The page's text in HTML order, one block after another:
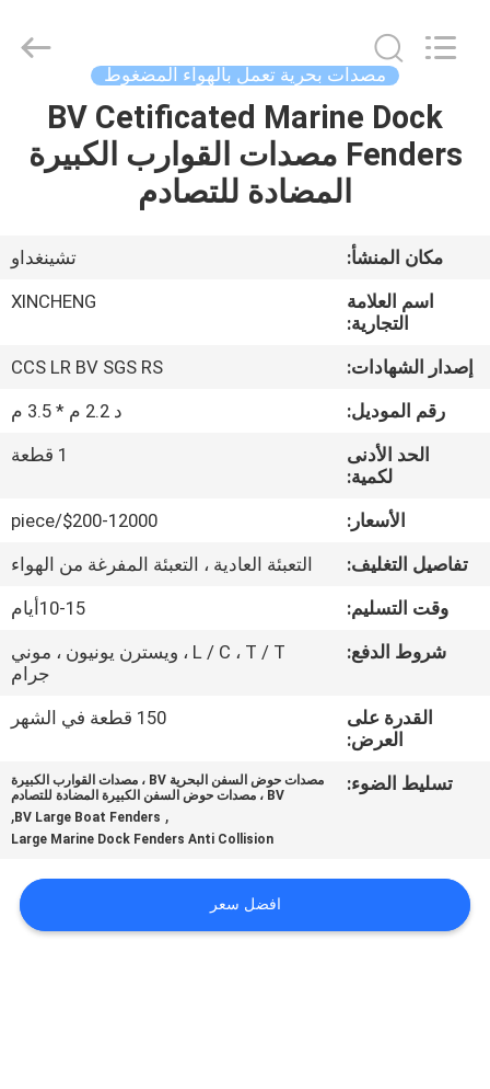
مسكن
عرض
الواقع
الافتراضي
معلومات
في
المعمل
مراقبة
حالات
Rubber
Products
مصدات بحرية تعمل بالهواء المضغوط
BV Cetificated Marine Dock
Fenders مصدات القوارب الكبيرة
المضادة للتصادم
مكان المنشأ:
تشينغداو
اسم العلامة
التجارية:
XINCHENG
إصدار الشهادات:
CCS LR BV SGS RS
رقم الموديل:
د 2.2 م * 3.5 م
الحد الأدنى
لكمية:
1 قطعة
الأسعار:
$200-12000/piece
تفاصيل التغليف:
التعبئة العادية ، التعبئة المفرغة من الهواء
وقت التسليم:
10-15أيام
شروط الدفع:
L / C ، T / T ، ويسترن يونيون ، موني
جرام
القدرة على
العرض:
150 قطعة في الشهر
تسليط الضوء:
مصدات حوض السفن البحرية BV ، مصدات القوارب الكبيرة
BV ، مصدات حوض السفن الكبيرة المضادة للتصادم
,
BV Large Boat Fenders
,
Large Marine Dock Fenders Anti Collision
افضل سعر